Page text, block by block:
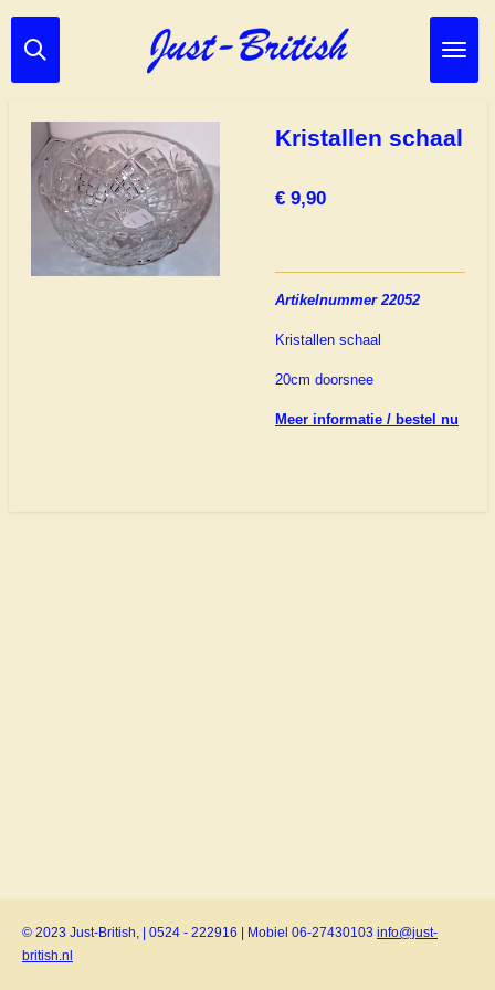
Ga
direct
hoofdinhoud
Kristallen schaal
€ 9,90
Artikelnummer 22052
Kristallen schaal
20cm doorsnee
Meer informatie / bestel nu
© 2023 Just-British, | 0524 - 222916 | Mobiel 06-27430103 info@just-
british.nl